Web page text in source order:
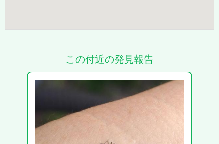
この付近の発見報告